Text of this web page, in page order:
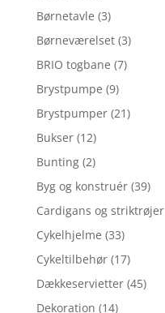
Børnetavle (3)
Børneværelset (3)
BRIO togbane (7)
Brystpumpe (9)
Brystpumper (21)
Bukser (12)
Bunting (2)
Byg og konstruér (39)
Cardigans og striktrøjer
Cykelhjelme (33)
Cykeltilbehør (17)
Dækkeservietter (45)
Dekoration (14)